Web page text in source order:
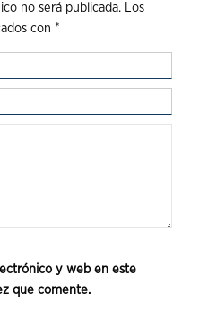
no será publicada. Los
con *
y web en este
que comente.